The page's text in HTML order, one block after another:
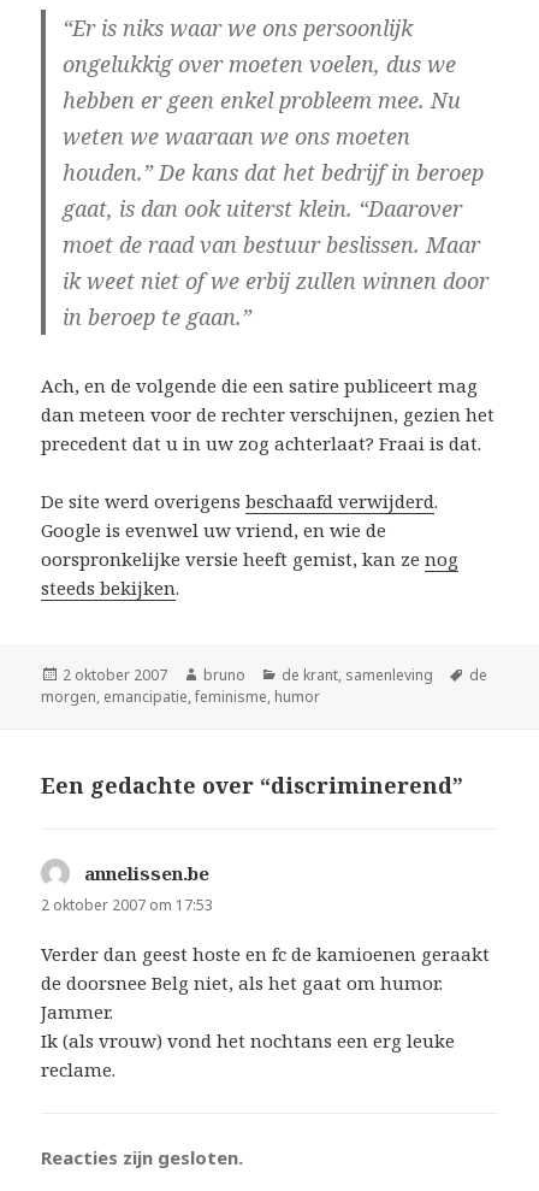
“Er is niks waar we ons persoonlijk
ongelukkig over moeten voelen, dus we
hebben er geen enkel probleem mee. Nu
weten we waaraan we ons moeten
houden.” De kans dat het bedrijf in beroep
gaat, is dan ook uiterst klein. “Daarover
moet de raad van bestuur beslissen. Maar
ik weet niet of we erbij zullen winnen door
in beroep te gaan.”
Ach, en de volgende die een satire publiceert mag
dan meteen voor de rechter verschijnen, gezien het
precedent dat u in uw zog achterlaat? Fraai is dat.
De site werd overigensbeschaafd verwijderd.
Google is evenwel uw vriend, en wie de
oorspronkelijke versie heeft gemist, kan zenog
steeds bekijken.
Geplaatst
op
2 oktober 2007 Auteur
bruno Categorieën
de krant, samenleving Tags
de
morgen, emancipatie,feminisme, humor
Een gedachte over “discriminerend”
annelissen.be
2 oktober 2007 om 17:53
Verder dan geest hoste en fc de kamioenen geraakt
de doorsnee Belg niet, als het gaat om humor.
Jammer.
Ik (als vrouw) vond het nochtans een erg leuke
reclame.
Reacties zijn gesloten.